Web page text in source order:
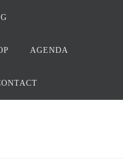
AGENDA